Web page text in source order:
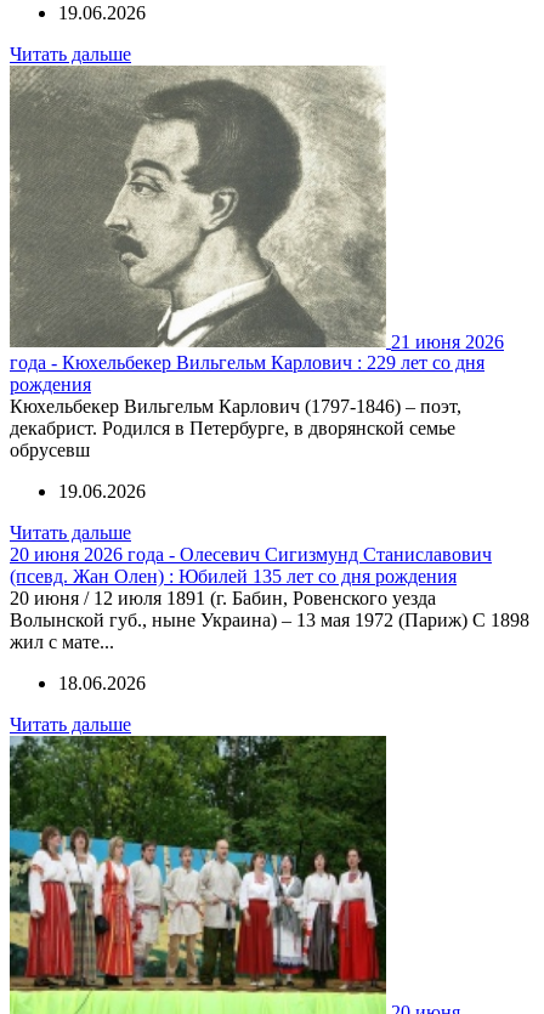
19.06.2026
Читать дальше
21 июня 2026
года - Кюхельбекер Вильгельм Карлович : 229 лет со дня
рождения
Кюхельбекер Вильгельм Карлович (1797-1846) – поэт,
декабрист. Родился в Петербурге, в дворянской семье
обрусевш
19.06.2026
Читать дальше
20 июня 2026 года - Олесевич Сигизмунд Станиславович
(псевд. Жан Олен) : Юбилей 135 лет со дня рождения
20 июня / 12 июля 1891 (г. Бабин, Ровенского уезда
Волынской губ., ныне Украина) – 13 мая 1972 (Париж) С 1898
жил с мате...
18.06.2026
Читать дальше